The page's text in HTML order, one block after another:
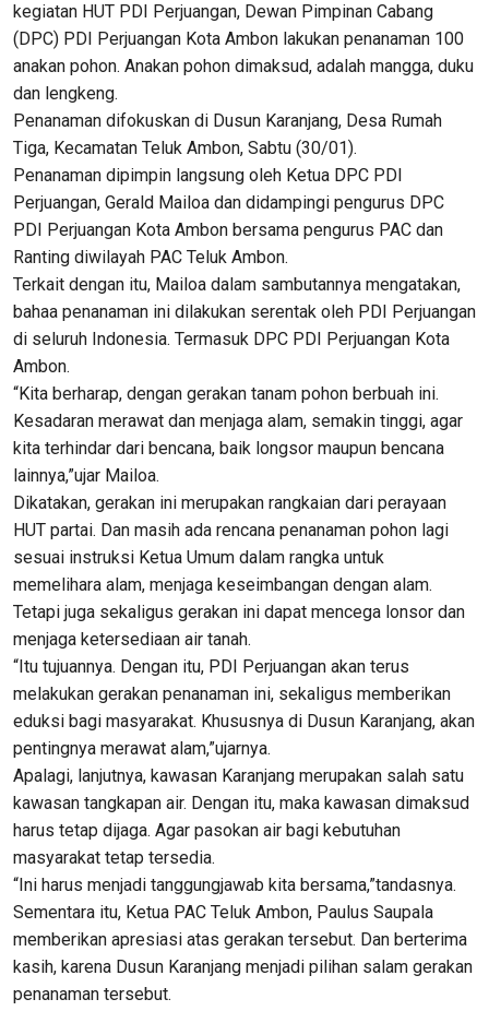
kegiatan HUT PDI Perjuangan, Dewan Pimpinan Cabang
(DPC) PDI Perjuangan Kota Ambon lakukan penanaman 100
anakan pohon. Anakan pohon dimaksud, adalah mangga, duku
dan lengkeng.
Penanaman difokuskan di Dusun Karanjang, Desa Rumah
Tiga, Kecamatan Teluk Ambon, Sabtu (30/01).
Penanaman dipimpin langsung oleh Ketua DPC PDI
Perjuangan, Gerald Mailoa dan didampingi pengurus DPC
PDI Perjuangan Kota Ambon bersama pengurus PAC dan
Ranting diwilayah PAC Teluk Ambon.
Terkait dengan itu, Mailoa dalam sambutannya mengatakan,
bahaa penanaman ini dilakukan serentak oleh PDI Perjuangan
di seluruh Indonesia. Termasuk DPC PDI Perjuangan Kota
Ambon.
“Kita berharap, dengan gerakan tanam pohon berbuah ini.
Kesadaran merawat dan menjaga alam, semakin tinggi, agar
kita terhindar dari bencana, baik longsor maupun bencana
lainnya,”ujar Mailoa.
Dikatakan, gerakan ini merupakan rangkaian dari perayaan
HUT partai. Dan masih ada rencana penanaman pohon lagi
sesuai instruksi Ketua Umum dalam rangka untuk
memelihara alam, menjaga keseimbangan dengan alam.
Tetapi juga sekaligus gerakan ini dapat mencega lonsor dan
menjaga ketersediaan air tanah.
“Itu tujuannya. Dengan itu, PDI Perjuangan akan terus
melakukan gerakan penanaman ini, sekaligus memberikan
eduksi bagi masyarakat. Khususnya di Dusun Karanjang, akan
pentingnya merawat alam,”ujarnya.
Apalagi, lanjutnya, kawasan Karanjang merupakan salah satu
kawasan tangkapan air. Dengan itu, maka kawasan dimaksud
harus tetap dijaga. Agar pasokan air bagi kebutuhan
masyarakat tetap tersedia.
“Ini harus menjadi tanggungjawab kita bersama,”tandasnya.
Sementara itu, Ketua PAC Teluk Ambon, Paulus Saupala
memberikan apresiasi atas gerakan tersebut. Dan berterima
kasih, karena Dusun Karanjang menjadi pilihan salam gerakan
penanaman tersebut.